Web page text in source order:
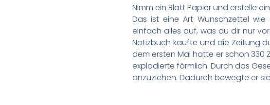
Nimm ein Blatt Papier und erstelle
Das ist eine Art Wunschzettel
einfach alles auf, was du dir nur
Notizbuch kaufte und die Zeitung
dem ersten Mal hatte er schon 330
explodierte förmlich. Durch das
anzuziehen. Dadurch bewegte er